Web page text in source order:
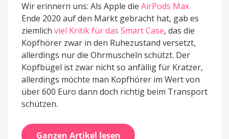
Wir erinnern uns: Als Apple die AirPods Max
Ende 2020 auf den Markt gebracht hat, gab es
ziemlich viel Kritik für das Smart Case, das die
Kopfhörer zwar in den Ruhezustand versetzt,
allerdings nur die Ohrmuscheln schützt. Der
Kopfbügel ist zwar nicht so anfällig für Kratzer,
allerdings möchte man Kopfhörer im Wert von
über 600 Euro dann doch richtig beim Transport
schützen.
Ganzen Artikel lesen